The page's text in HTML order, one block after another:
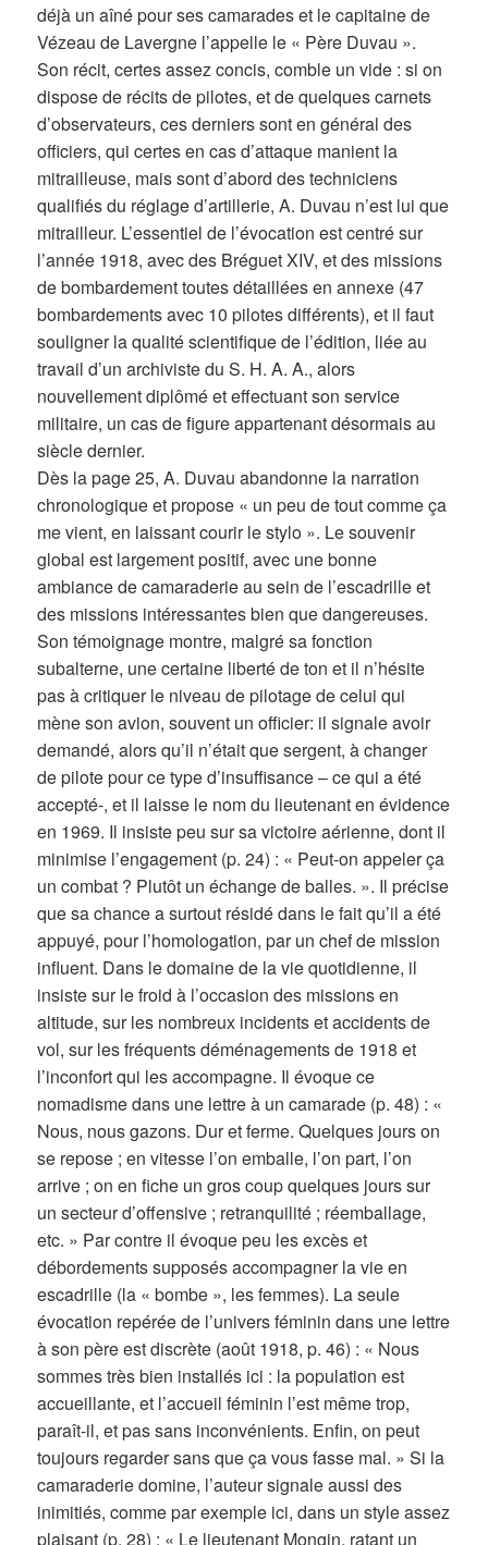
déjà un aîné pour ses camarades et le capitaine de
Vézeau de Lavergne l’appelle le « Père Duvau ».
Son récit, certes assez concis, comble un vide : si on
dispose de récits de pilotes, et de quelques carnets
d’observateurs, ces derniers sont en général des
officiers, qui certes en cas d’attaque manient la
mitrailleuse, mais sont d’abord des techniciens
qualifiés du réglage d’artillerie, A. Duvau n’est lui que
mitrailleur. L’essentiel de l’évocation est centré sur
l’année 1918, avec des Bréguet XIV, et des missions
de bombardement toutes détaillées en annexe (47
bombardements avec 10 pilotes différents), et il faut
souligner la qualité scientifique de l’édition, liée au
travail d’un archiviste du S. H. A. A., alors
nouvellement diplômé et effectuant son service
militaire, un cas de figure appartenant désormais au
siècle dernier.
Dès la page 25, A. Duvau abandonne la narration
chronologique et propose « un peu de tout comme ça
me vient, en laissant courir le stylo ». Le souvenir
global est largement positif, avec une bonne
ambiance de camaraderie au sein de l’escadrille et
des missions intéressantes bien que dangereuses.
Son témoignage montre, malgré sa fonction
subalterne, une certaine liberté de ton et il n’hésite
pas à critiquer le niveau de pilotage de celui qui
mène son avion, souvent un officier: il signale avoir
demandé, alors qu’il n’était que sergent, à changer
de pilote pour ce type d’insuffisance – ce qui a été
accepté-, et il laisse le nom du lieutenant en évidence
en 1969. Il insiste peu sur sa victoire aérienne, dont il
minimise l’engagement (p. 24) : « Peut-on appeler ça
un combat ? Plutôt un échange de balles. ». Il précise
que sa chance a surtout résidé dans le fait qu’il a été
appuyé, pour l’homologation, par un chef de mission
influent. Dans le domaine de la vie quotidienne, il
insiste sur le froid à l’occasion des missions en
altitude, sur les nombreux incidents et accidents de
vol, sur les fréquents déménagements de 1918 et
l’inconfort qui les accompagne. Il évoque ce
nomadisme dans une lettre à un camarade (p. 48) : «
Nous, nous gazons. Dur et ferme. Quelques jours on
se repose ; en vitesse l’on emballe, l’on part, l’on
arrive ; on en fiche un gros coup quelques jours sur
un secteur d’offensive ; retranquilité ; réemballage,
etc. » Par contre il évoque peu les excès et
débordements supposés accompagner la vie en
escadrille (la « bombe », les femmes). La seule
évocation repérée de l’univers féminin dans une lettre
à son père est discrète (août 1918, p. 46) : « Nous
sommes très bien installés ici : la population est
accueillante, et l’accueil féminin l’est même trop,
paraît-il, et pas sans inconvénients. Enfin, on peut
toujours regarder sans que ça vous fasse mal. » Si la
camaraderie domine, l’auteur signale aussi des
inimitiés, comme par exemple ici, dans un style assez
plaisant (p. 28) : « Le lieutenant Mongin, ratant un